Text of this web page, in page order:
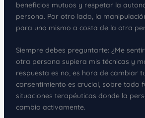
beneficios mutuos y respetar la
persona. Por otro lado, la
para uno mismo a costa de la otra
Siempre debes preguntarte: ¿Me
otra persona supiera mis técnicas y
respuesta es no, es hora de cambiar
consentimiento es crucial, sobre todo
situaciones terapéuticas donde la
cambio activamente.